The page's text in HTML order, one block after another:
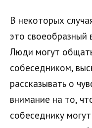
В некоторых
это своеобразный
Люди могут
собеседником,
рассказывать о
внимание на то,
собеседнику